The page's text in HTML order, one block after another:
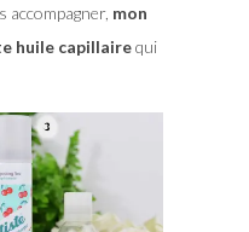
accompagner, mon
huile capillairequi